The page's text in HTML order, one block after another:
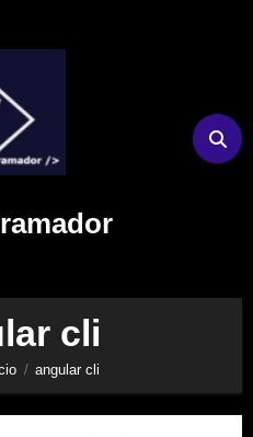
cli
angular cli